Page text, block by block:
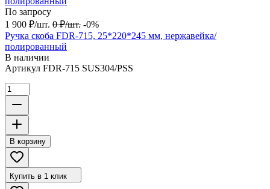
По запросу
1 900 ₽/шт. 0 ₽/шт. -0%
Ручка скоба FDR-715, 25*220*245 мм, нержавейка/
полированный
В наличии
Артикул FDR-715 SUS304/PSS
В корзину
Купить в 1 клик